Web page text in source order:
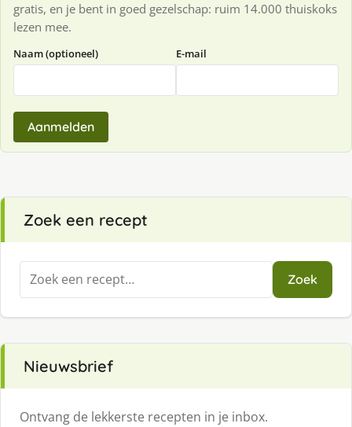
gratis, en je bent in goed gezelschap: ruim 14.000 thuiskoks
lezen mee.
Naam (optioneel) E-mail
Aanmelden
Zoek een recept
Zoeken
naar:
Zoek
Nieuwsbrief
Ontvang de lekkerste recepten in je inbox.